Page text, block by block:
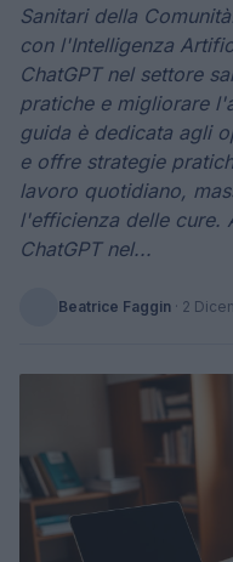
Sanitari della
con l'Intelligenza
ChatGPT nel settore
pratiche e migliorare
guida è dedicata agli
e offre strategie
lavoro quotidiano,
l'efficienza delle cure.
ChatGPT nel...
Beatrice Faggin · 2